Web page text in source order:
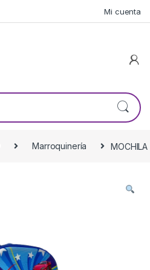
Mi cuenta
Marroquinería